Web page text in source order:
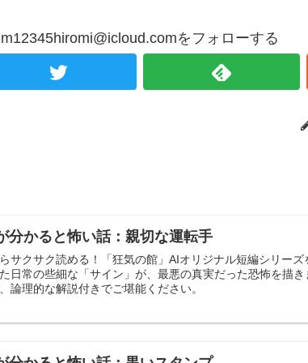
m12345hiromi@icloud.comをフォローする
分かると怖い話：親切な運転手
サクサク読める！「狂気の館」AIオリジナル短編シリー
日常の些細な「サイン」が、最悪の真実だった恐怖を描
論理的な解説付きでご堪能ください。